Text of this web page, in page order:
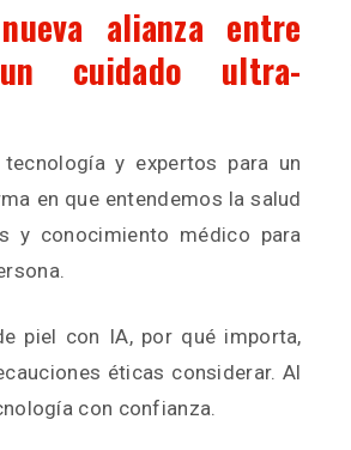
alianza entre
cuidado ultra-
y expertos para un
en que entendemos la salud
y conocimiento médico para
piel con IA, por qué importa,
éticas considerar. Al
con confianza.